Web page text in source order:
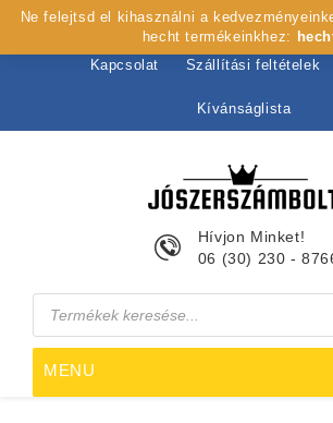
Kezdőlap Rólunk Webshop
Kapcsolat Szállítási feltételek
Kívánságlista
Hívjon Minket!
06 (30) 230 -
Products
search
MENU
Ne felejtsd el kihasználni a
hecht termékeinkhez: